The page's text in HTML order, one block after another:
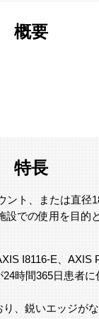
概要
特長
ント、または直
での使用を目的
I8116-E、AXIS
時間365日患者
、鋭いエッジが